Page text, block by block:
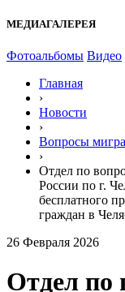
МЕДИАГАЛЕРЕЯ
Фотоальбомы Видео
Главная
›
Новости
›
Вопросы
›
Отдел по
России по г.
бесплатного
граждан в
26 Февраля 2026
Отдел по